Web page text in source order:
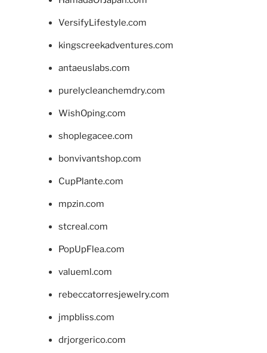
VersifyLifestyle.com
kingscreekadventures.com
antaeuslabs.com
purelycleanchemdry.com
WishOping.com
shoplegacee.com
bonvivantshop.com
CupPlante.com
mpzin.com
stcreal.com
PopUpFlea.com
valueml.com
rebeccatorresjewelry.com
jmpbliss.com
drjorgerico.com